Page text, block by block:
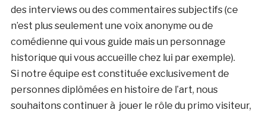
des interviews ou des commentaires subjectifs (ce
n’est plus seulement une voix anonyme ou de
comédienne qui vous guide mais un personnage
historique qui vous accueille chez lui par exemple).
Si notre équipe est constituée exclusivement de
personnes diplômées en histoire de l’art, nous
souhaitons continuer à jouer le rôle du primo visiteur,